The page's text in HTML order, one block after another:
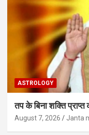
ASTROLOGY
तप के बिना शक्ति प्राप्त
August 7, 2026 Janta